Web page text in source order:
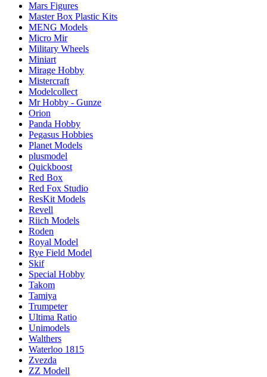
Mars Figures
Master Box Plastic Kits
MENG Models
Micro Mir
Military Wheels
Miniart
Mirage Hobby
Mistercraft
Modelcollect
Mr Hobby - Gunze
Orion
Panda Hobby
Pegasus Hobbies
Planet Models
plusmodel
Quickboost
Red Box
Red Fox Studio
ResKit Models
Revell
Riich Models
Roden
Royal Model
Rye Field Model
Skif
Special Hobby
Takom
Tamiya
Trumpeter
Ultima Ratio
Unimodels
Walthers
Waterloo 1815
Zvezda
ZZ Modell